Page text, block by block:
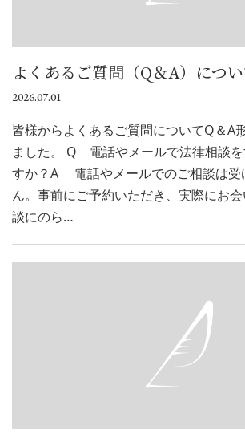
よくあるご質問（Q＆A）につ
2026.07.01
皆様からよくあるご質問についてQ＆A
ました。 Q 電話やメールで法律相談を
すか？A 電話やメールでのご相談は受
ん。事前にご予約いただき、実際にお
談にのら…